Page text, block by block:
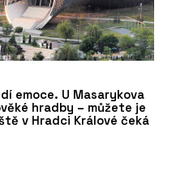
emoce. U Masarykova
hradby – můžete je
v Hradci Králové čeká